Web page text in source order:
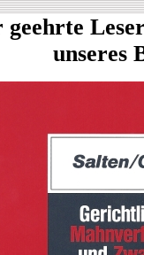
geehrte
unseres